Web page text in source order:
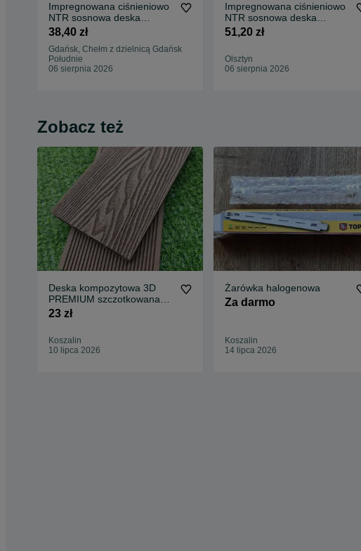
Impregnowana ciśnieniowo
NTR sosnowa deska
tarasowa 27x145x3000
38,40 zł
Gdańsk, Chełm z dzielnicą Gdańsk
Południe
06 sierpnia 2026
Impregnowana ciśnieniowo
NTR sosnowa deska
tarasowa 27x145x4000
51,20 zł
Olsztyn
06 sierpnia 2026
Zobacz też
Deska kompozytowa 3D
PREMIUM szczotkowana
wzór drewna
23 zł
Koszalin
10 lipca 2026
Żarówka halogenowa
Za darmo
Koszalin
14 lipca 2026